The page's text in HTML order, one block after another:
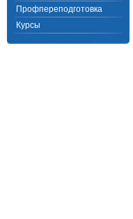
Профпереподготовка
Курсы